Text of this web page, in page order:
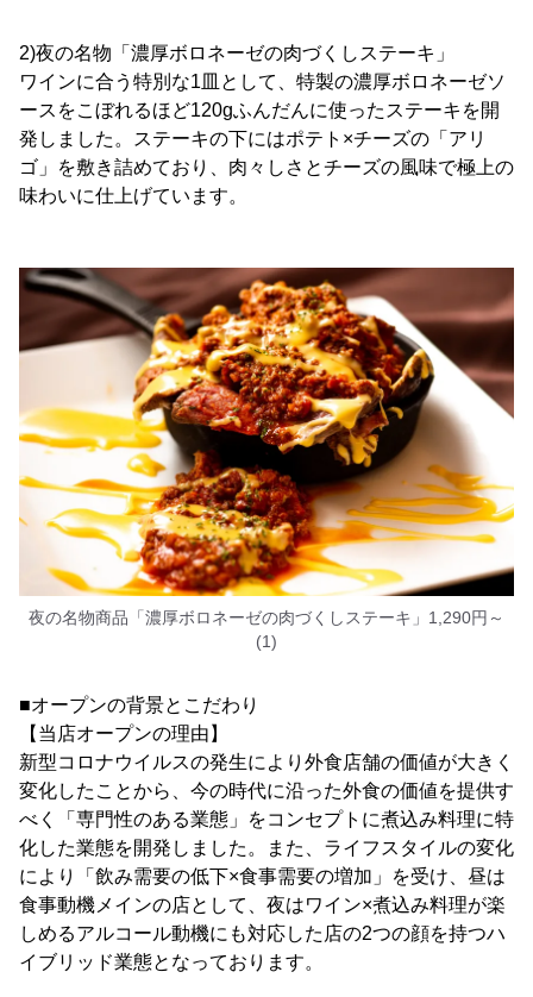
2)夜の名物「濃厚ボロネーゼの肉づくしステーキ」
ワインに合う特別な1皿として、特製の濃厚ボロネーゼソ
ースをこぼれるほど120gふんだんに使ったステーキを開
発しました。ステーキの下にはポテト×チーズの「アリ
ゴ」を敷き詰めており、肉々しさとチーズの風味で極上の
味わいに仕上げています。
夜の名物商品「濃厚ボロネーゼの肉づくしステーキ」1,290円～
(1)
■オープンの背景とこだわり
【当店オープンの理由】
新型コロナウイルスの発生により外食店舗の価値が大きく
変化したことから、今の時代に沿った外食の価値を提供す
べく「専門性のある業態」をコンセプトに煮込み料理に特
化した業態を開発しました。また、ライフスタイルの変化
により「飲み需要の低下×食事需要の増加」を受け、昼は
食事動機メインの店として、夜はワイン×煮込み料理が楽
しめるアルコール動機にも対応した店の2つの顔を持つハ
イブリッド業態となっております。